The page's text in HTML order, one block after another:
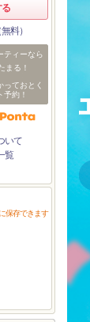
る
料）
ティーなら
まる！
っておとく
予約！
いて
覧
保存できます